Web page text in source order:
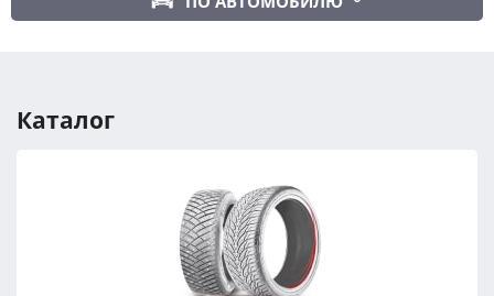
Сбросить
ПОДОБРАТЬ
Сбросить
Год авто
ПОДОБРАТЬ
Сбросить
Каталог